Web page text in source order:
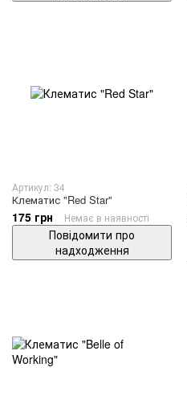
Артикул: 34
Клематис "Red Star"
175 грн Немає в наявності
Повідомити про
надходження